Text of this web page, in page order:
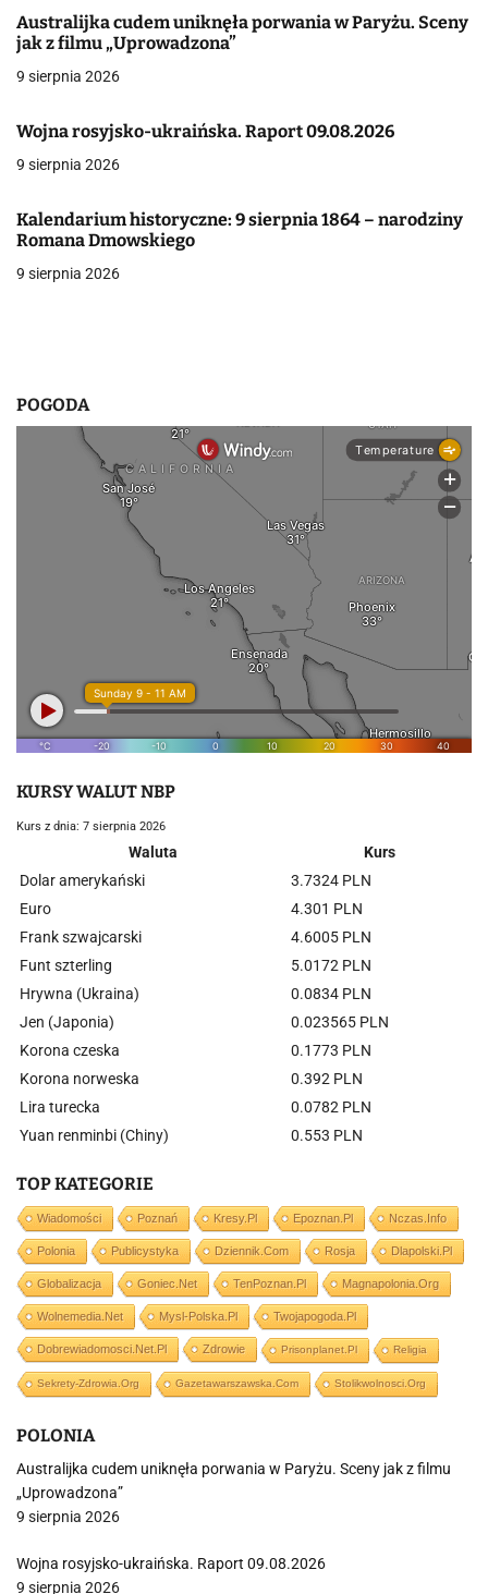
a
c
a
p
i
Australijka cudem uniknęła porwania w Paryżu. Sceny
jak z filmu „Uprowadzona”
9 sierpnia 2026
Wojna rosyjsko-ukraińska. Raport 09.08.2026
9 sierpnia 2026
Kalendarium historyczne: 9 sierpnia 1864 – narodziny
Romana Dmowskiego
9 sierpnia 2026
POGODA
KURSY WALUT NBP
Kurs z dnia: 7 sierpnia 2026
Waluta
Kurs
Dolar amerykański
3.7324 PLN
Euro
4.301 PLN
Frank szwajcarski
4.6005 PLN
Funt szterling
5.0172 PLN
Hrywna (Ukraina)
0.0834 PLN
Jen (Japonia)
0.023565 PLN
Korona czeska
0.1773 PLN
Korona norweska
0.392 PLN
Lira turecka
0.0782 PLN
Yuan renminbi (Chiny)
0.553 PLN
TOP KATEGORIE
Wiadomości Poznań Kresy.pl Epoznan.pl Nczas.info
Polonia Publicystyka Dziennik.com Rosja Dlapolski.pl
Globalizacja Goniec.net TenPoznan.pl Magnapolonia.org
Wolnemedia.net Mysl-Polska.pl Twojapogoda.pl
Dobrewiadomosci.net.pl Zdrowie Prisonplanet.pl Religia
Sekrety-Zdrowia.org Gazetawarszawska.com Stolikwolnosci.org
POLONIA
Australijka cudem uniknęła porwania w Paryżu. Sceny jak z filmu
„Uprowadzona”
9 sierpnia 2026
Wojna rosyjsko-ukraińska. Raport 09.08.2026
9 sierpnia 2026